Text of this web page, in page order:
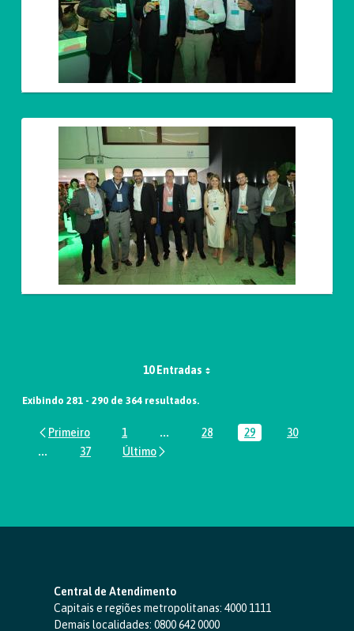
10 Entradas
Exibindo 281 - 290 de 364 resultados.
Página
1 ...Páginas intermediárias Usar ABA
Página
28 Página
29 Página
30
...Páginas intermediárias Usar ABA para navegar.
Página
37
Central de Atendimento
Capitais e regiões metropolitanas: 4000 1111
Demais localidades: 0800 642 0000